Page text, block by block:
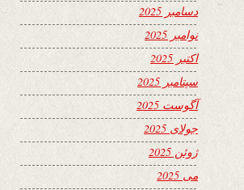
دسامبر 2025
نوامبر 2025
اکتبر 2025
سپتامبر 2025
آگوست 2025
جولای 2025
ژوئن 2025
می 2025